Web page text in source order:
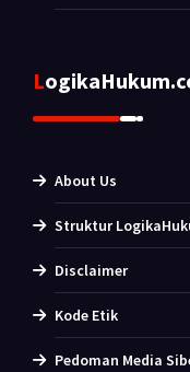
About Us
Struktur
Disclaimer
Kode Etik
Pedoman Media